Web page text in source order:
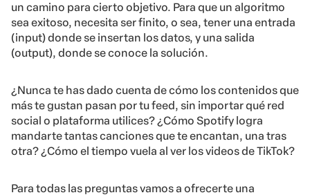
un camino para cierto objetivo. Para que un algoritmo
sea exitoso, necesita ser finito, o sea, tener una entrada
(input) donde se insertan los datos, y una salida
(output), donde se conoce la solución.
¿Nunca te has dado cuenta de cómo los contenidos que
más te gustan pasan por tu feed, sin importar qué red
social o plataforma utilices? ¿Cómo Spotify logra
mandarte tantas canciones que te encantan, una tras
otra? ¿Cómo el tiempo vuela al ver los videos de TikTok?
Para todas las preguntas vamos a ofrecerte una